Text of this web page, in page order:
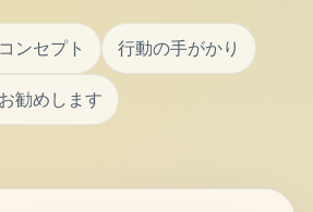
ンセプト 行動の手がかり
勧めします